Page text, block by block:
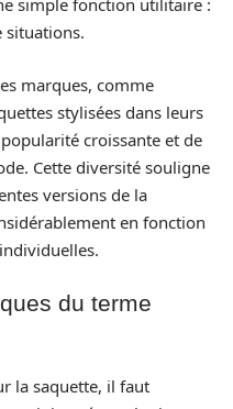
simple fonction utilitaire :
situations.
marques, comme
stylisées dans leurs
croissante et de
Cette diversité souligne
versions de la
en fonction
du terme
la saquette, il faut